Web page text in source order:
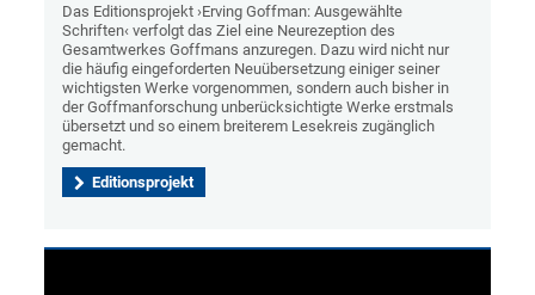
Das Editionsprojekt ›Erving Goffman: Ausgewählte
Schriften‹ verfolgt das Ziel eine Neurezeption des
Gesamtwerkes Goffmans anzuregen. Dazu wird nicht nur
die häufig eingeforderten Neuübersetzung einiger seiner
wichtigsten Werke vorgenommen, sondern auch bisher in
der Goffmanforschung unberücksichtigte Werke erstmals
übersetzt und so einem breiterem Lesekreis zugänglich
gemacht.
Editionsprojekt